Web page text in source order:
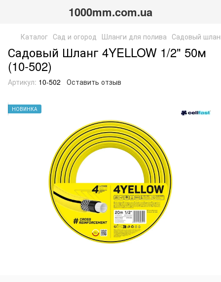
1000mm.com.ua
Каталог Сад и огород Шланги для полива Садовый
Садовый Шланг 4YELLOW 1/2" 50м
(10-502)
Артикул: 10-502 Оставить отзыв
НОВИНКА